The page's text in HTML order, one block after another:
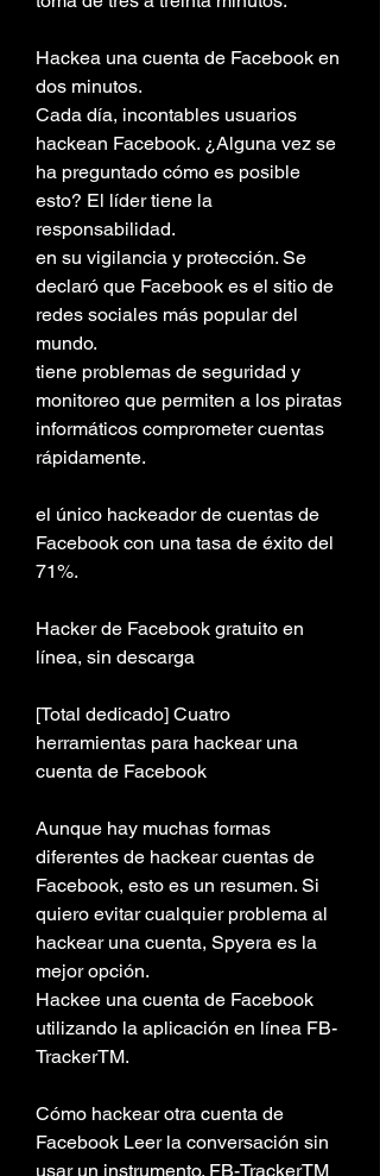
Hackea una cuenta de Facebook en
dos minutos.
Cada día, incontables usuarios
hackean Facebook. ¿Alguna vez se
ha preguntado cómo es posible
esto? El líder tiene la
responsabilidad.
en su vigilancia y protección. Se
declaró que Facebook es el sitio de
redes sociales más popular del
mundo.
tiene problemas de seguridad y
monitoreo que permiten a los piratas
informáticos comprometer cuentas
rápidamente.
el único hackeador de cuentas de
Facebook con una tasa de éxito del
71%.
Hacker de Facebook gratuito en
línea, sin descarga
[Total dedicado] Cuatro
herramientas para hackear una
cuenta de Facebook
Aunque hay muchas formas
diferentes de hackear cuentas de
Facebook, esto es un resumen. Si
quiero evitar cualquier problema al
hackear una cuenta, Spyera es la
mejor opción.
Hackee una cuenta de Facebook
utilizando la aplicación en línea FB-
TrackerTM.
Cómo hackear otra cuenta de
Facebook Leer la conversación sin
usar un instrumento. FB-TrackerTM